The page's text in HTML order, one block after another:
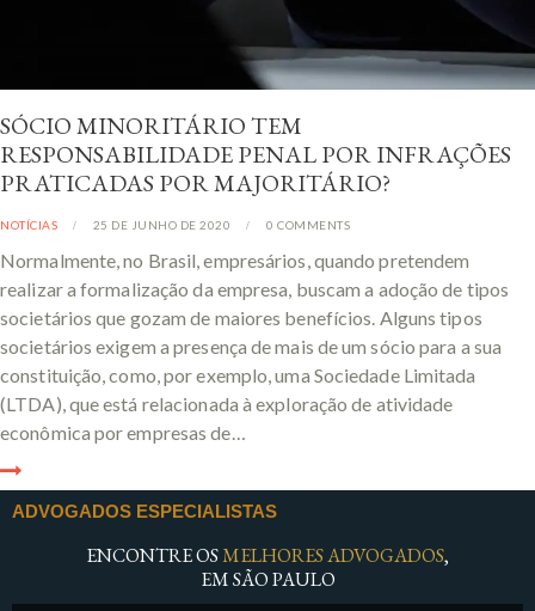
SÓCIO MINORITÁRIO TEM
RESPONSABILIDADE PENAL POR INFRAÇÕES
PRATICADAS POR MAJORITÁRIO?
NOTÍCIAS 25 DE JUNHO DE 2020 0 COMMENTS
Normalmente, no Brasil, empresários, quando pretendem
realizar a formalização da empresa, buscam a adoção de tipos
societários que gozam de maiores benefícios. Alguns tipos
societários exigem a presença de mais de um sócio para a sua
constituição, como, por exemplo, uma Sociedade Limitada
(LTDA), que está relacionada à exploração de atividade
econômica por empresas de…
ADVOGADOS ESPECIALISTAS
ENCONTRE OSMELHORES ADVOGADOS,
EM SÃO PAULO